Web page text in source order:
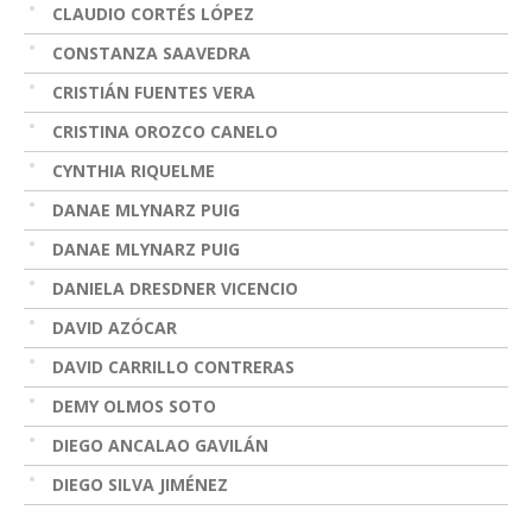
CLAUDIO CORTÉS LÓPEZ
CONSTANZA SAAVEDRA
CRISTIÁN FUENTES VERA
CRISTINA OROZCO CANELO
CYNTHIA RIQUELME
DANAE MLYNARZ PUIG
DANAE MLYNARZ PUIG
DANIELA DRESDNER VICENCIO
DAVID AZÓCAR
DAVID CARRILLO CONTRERAS
DEMY OLMOS SOTO
DIEGO ANCALAO GAVILÁN
DIEGO SILVA JIMÉNEZ